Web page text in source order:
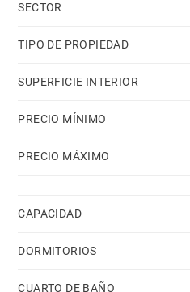
SECTOR
TIPO DE PROPIEDAD
SUPERFICIE INTERIOR
PRECIO MÍNIMO
PRECIO MÁXIMO
CAPACIDAD
DORMITORIOS
CUARTO DE BAÑO